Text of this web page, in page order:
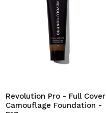
Revolution Pro - Full Cover
Camouflage Foundation -